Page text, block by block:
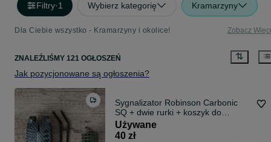
Filtry·1 Wybierz kategorię Kramarzyny
Dla Ciebie wszystko - Kramarzyny i okolice! Zobacz
ZNALEŹLIŚMY 121 OGŁOSZEŃ
Jak pozycjonowane są ogłoszenia?
Sygnalizator Robinson Carbonic
SQ + dwie rurki + koszyk do
feedera
Używane
40 zł